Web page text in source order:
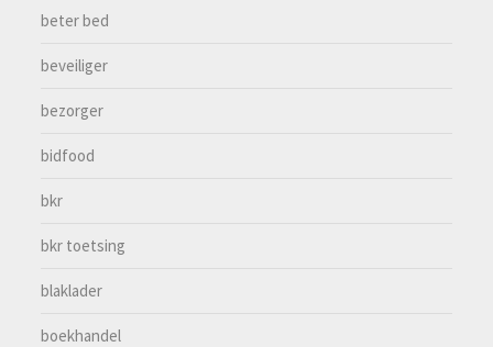
beter bed
beveiliger
bezorger
bidfood
bkr
bkr toetsing
blaklader
boekhandel